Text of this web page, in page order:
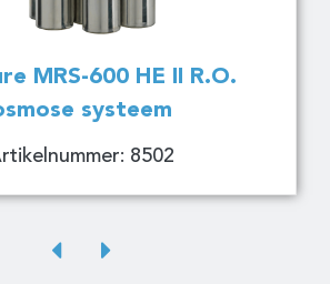
MRS-600 HE II R.O.
systeem
8502